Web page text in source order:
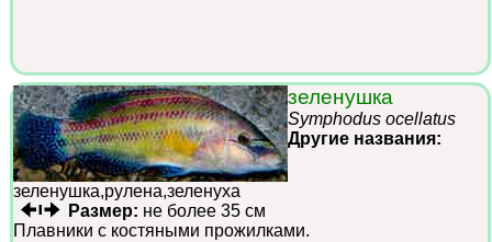
зеленушка
Symphodus ocellatus
Другие названия:
зеленушка,рулена,зеленуха
Размер: не более 35 см
Плавники с костяными прожилками.